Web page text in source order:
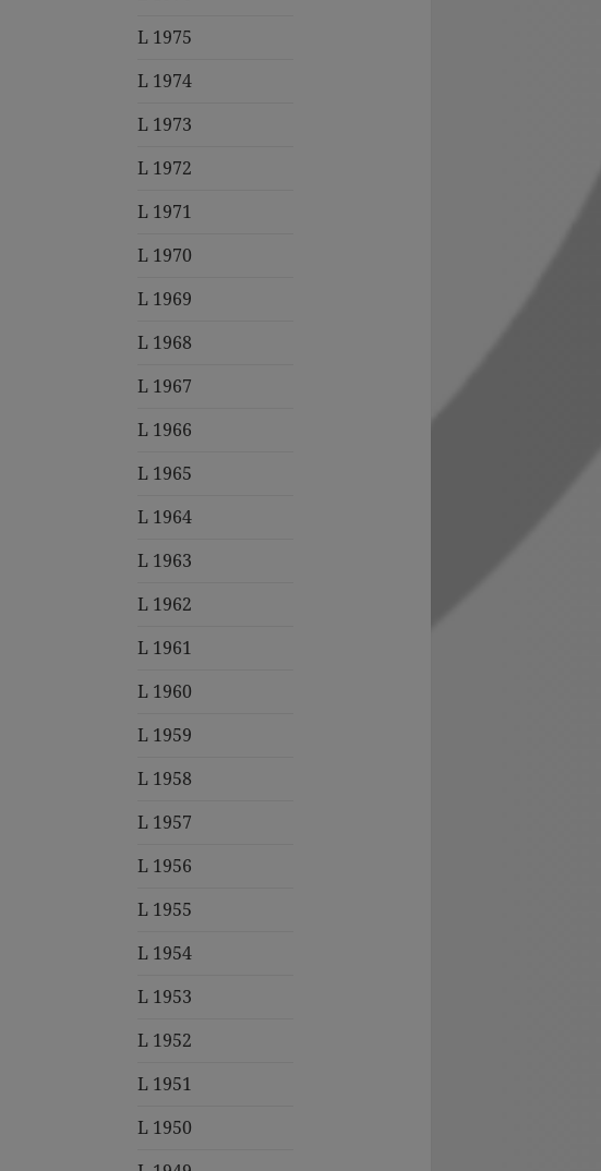
L 1975
L 1974
L 1973
L 1972
L 1971
L 1970
L 1969
L 1968
L 1967
L 1966
L 1965
L 1964
L 1963
L 1962
L 1961
L 1960
L 1959
L 1958
L 1957
L 1956
L 1955
L 1954
L 1953
L 1952
L 1951
L 1950